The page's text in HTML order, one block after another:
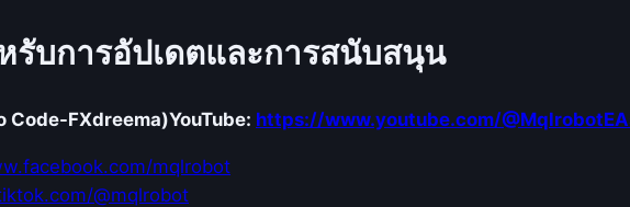
M
)
รับการอัปเดตและการสนับสนุน
Code-FXdreema)YouTube: https://www.youtube.com/
mqlrobot
@mqlrobot